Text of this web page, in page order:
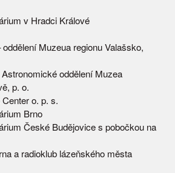
v Hradci Králové
Muzeua regionu Valašsko,
oddělení Muzea
p. o.
o. p. s.
Brno
České Budějovice s pobočkou na
a radioklub lázeňského města